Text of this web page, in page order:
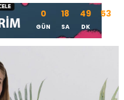
0
GÜN
18
SA
49
DK
52